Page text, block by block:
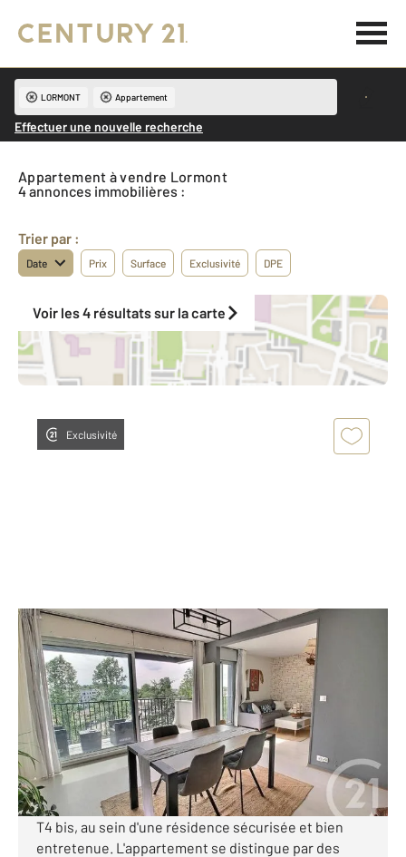
LORMONT Appartement
Effectuer une nouvelle recherche
Appartement à vendre Lormont
4 annonces immobilières :
Trier par :
Date Prix Surface Exclusivité DPE
Voir les 4 résultats sur la carte
Exclusivité
LORMONT 33
93,18 m2, 5 pièces
Ref : 4328
Appartement T5 à vendre
229 000 €
Visiter le site dédié
Century 21 Ax immo vous présente cet appartement
T4 bis, au sein d'une résidence sécurisée et bien
entretenue. L'appartement se distingue par des